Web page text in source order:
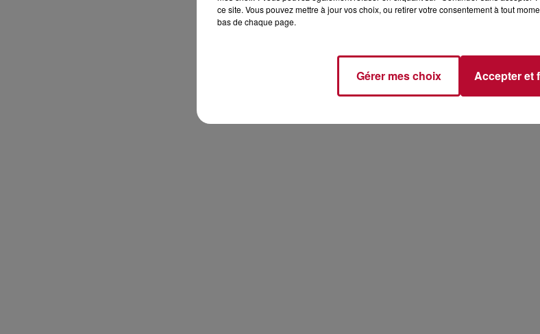
ce site. Vous pouvez mettre à jour vos choix, ou retirer votre consentement à tout
bas de chaque page.
Gérer mes choix Accepter et